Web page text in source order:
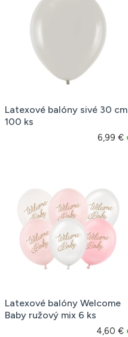
Latexové balóny sivé 30 cm
100 ks
6,99 €
Latexové balóny Welcome
Baby ružový mix 6 ks
4,60 €